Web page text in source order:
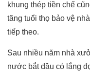
khung thép tiền chế
tăng tuổi thọ bảo vệ
tiếp theo.
Sau nhiều năm nhà
nước bắt đầu có lắng